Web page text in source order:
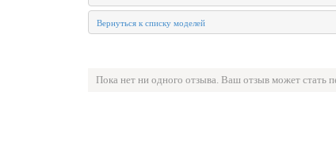
Пока нет ни одного отзыва. Ваш отзыв может стать